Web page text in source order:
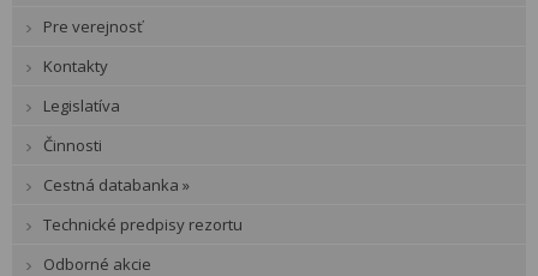
Pre verejnosť
Kontakty
Legislatíva
Činnosti
Cestná databanka »
Technické predpisy rezortu
Odborné akcie